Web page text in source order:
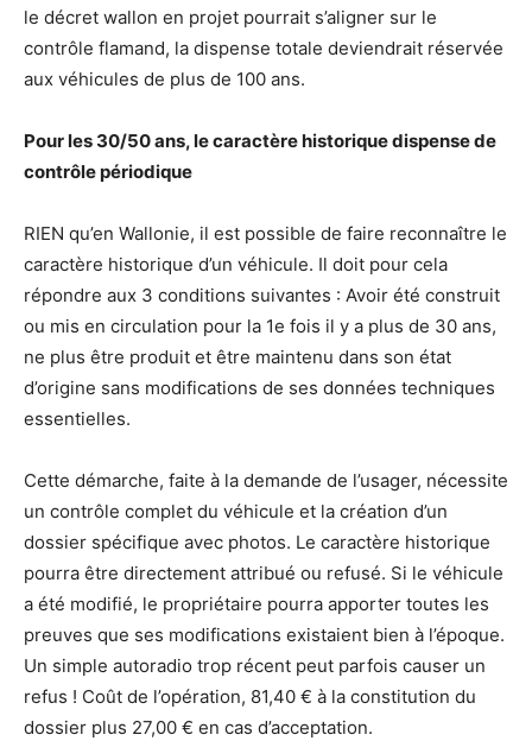
le décret wallon en projet pourrait s’aligner sur le
contrôle flamand, la dispense totale deviendrait réservée
aux véhicules de plus de 100 ans.
Pour les 30/50 ans, le caractère historique dispense de
contrôle périodique
RIEN qu’en Wallonie, il est possible de faire reconnaître le
caractère historique d’un véhicule. Il doit pour cela
répondre aux 3 conditions suivantes : Avoir été construit
ou mis en circulation pour la 1e fois il y a plus de 30 ans,
ne plus être produit et être maintenu dans son état
d’origine sans modifications de ses données techniques
essentielles.
Cette démarche, faite à la demande de l’usager, nécessite
un contrôle complet du véhicule et la création d’un
dossier spécifique avec photos. Le caractère historique
pourra être directement attribué ou refusé. Si le véhicule
a été modifié, le propriétaire pourra apporter toutes les
preuves que ses modifications existaient bien à l’époque.
Un simple autoradio trop récent peut parfois causer un
refus ! Coût de l’opération, 81,40 € à la constitution du
dossier plus 27,00 € en cas d’acceptation.